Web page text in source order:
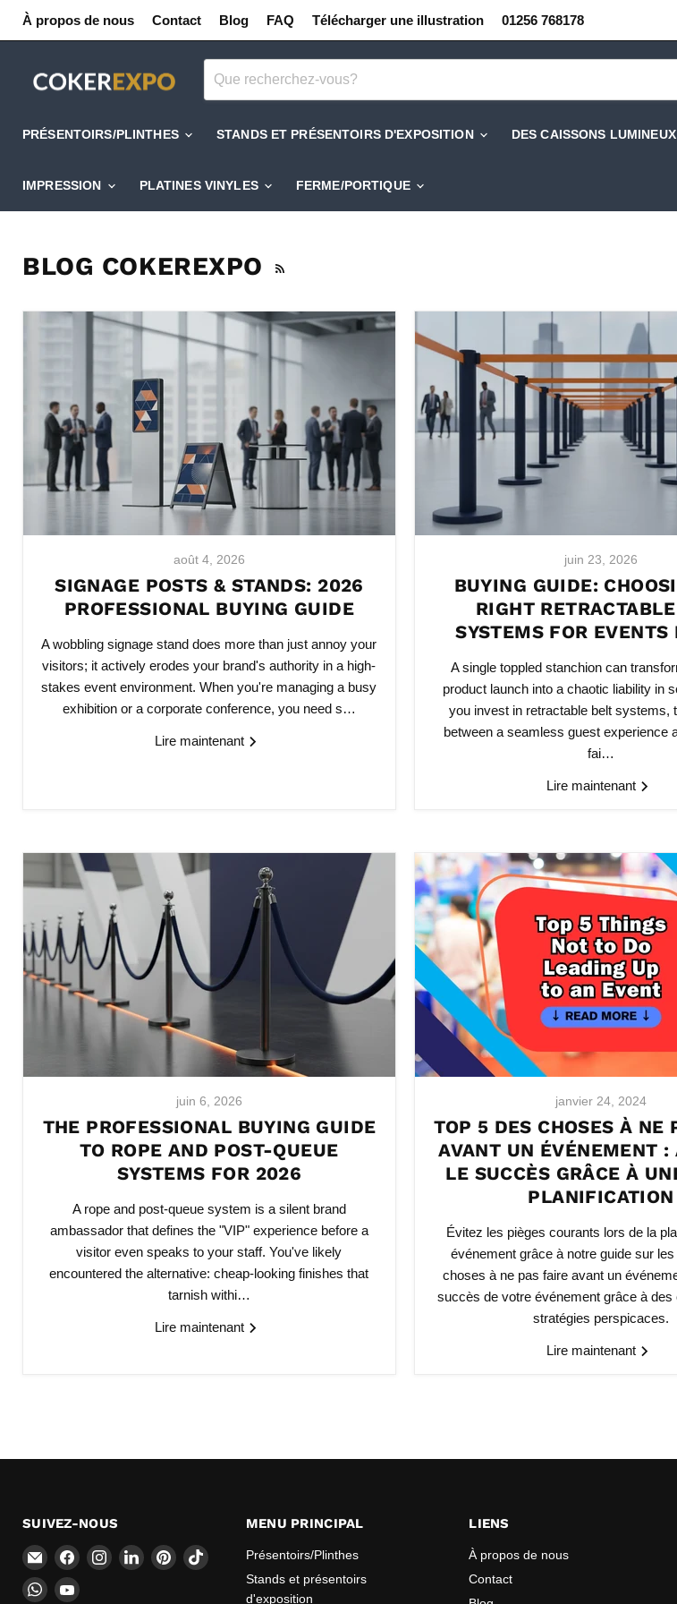
À propos de nous Contact Blog FAQ Télécharger une illustration 01256 768178
PRÉSENTOIRS/PLINTHES STANDS ET PRÉSENTOIRS D'EXPOSITION DES CAISSONS LUMINEUX
IMPRESSION PLATINES VINYLES FERME/PORTIQUE
BLOG COKEREXPO
août 4, 2026
SIGNAGE POSTS & STANDS: 2026
PROFESSIONAL BUYING GUIDE
A wobbling signage stand does more than just annoy your
visitors; it actively erodes your brand's authority in a high-
stakes event environment. When you're managing a busy
exhibition or a corporate conference, you need s…
Lire maintenant
juin 23, 2026
BUYING GUIDE:
RIGHT
SYSTEMS FOR
A single toppled stanchion can
product launch into a chaotic liability in
you invest in retractable belt systems,
between a seamless guest experience
fai…
Lire maintenant
juin 6, 2026
THE PROFESSIONAL BUYING GUIDE
TO ROPE AND POST-QUEUE
SYSTEMS FOR 2026
A rope and post-queue system is a silent brand
ambassador that defines the "VIP" experience before a
visitor even speaks to your staff. You've likely
encountered the alternative: cheap-looking finishes that
tarnish withi…
Lire maintenant
janvier 24, 2024
TOP 5 DES CHOSES À NE
AVANT UN ÉVÉNEMENT :
LE SUCCÈS GRÂCE À
PLANIFICATION
Évitez les pièges courants lors de la
événement grâce à notre guide sur
choses à ne pas faire avant un
succès de votre événement grâce à des
stratégies perspicaces.
Lire maintenant
SUIVEZ-NOUS
Email
CokerExpo
Trouvez-
nous
sur
Trouvez-
nous
Trouvez-
nous
Trouvez-
nous
Trouvez-
Trouvez-Trouvez-
MENU PRINCIPAL
Présentoirs/Plinthes
Stands et présentoirs
d'exposition
LIENS
À propos de nous
Contact